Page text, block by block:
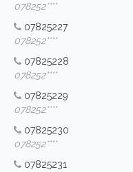
078252****
07825227
078252****
07825228
078252****
07825229
078252****
07825230
078252****
07825231